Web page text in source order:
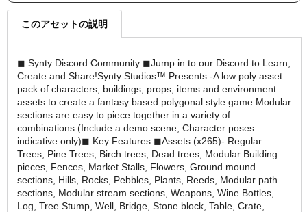
このアセットの説明
◼ Synty Discord Community ◼Jump in to our Discord to Learn,
Create and Share!Synty Studios™ Presents -A low poly asset
pack of characters, buildings, props, items and environment
assets to create a fantasy based polygonal style game.Modular
sections are easy to piece together in a variety of
combinations.(Include a demo scene, Character poses
indicative only)◼ Key Features ◼Assets (x265)- Regular
Trees, Pine Trees, Birch trees, Dead trees, Modular Building
pieces, Fences, Market Stalls, Flowers, Ground mound
sections, Hills, Rocks, Pebbles, Plants, Reeds, Modular path
sections, Modular stream sections, Weapons, Wine Bottles,
Log, Tree Stump, Well, Bridge, Stone block, Table, Crate,